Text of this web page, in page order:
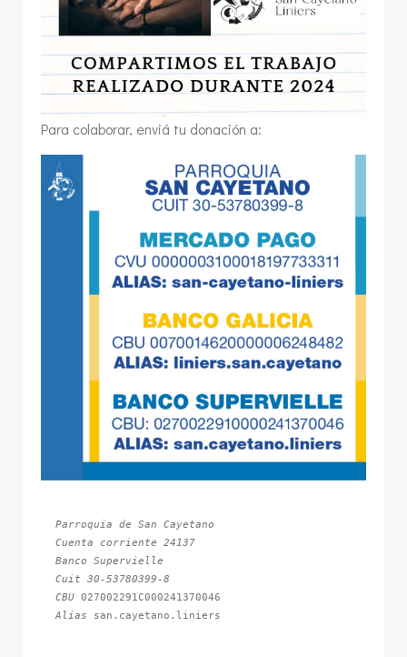
Para colaborar, enviá tu donación a:
Parroquia de San Cayetano
Cuenta corriente 24137
Banco Supervielle
Cuit 30-53780399-8
CBU
Alias san.cayetano.liniers